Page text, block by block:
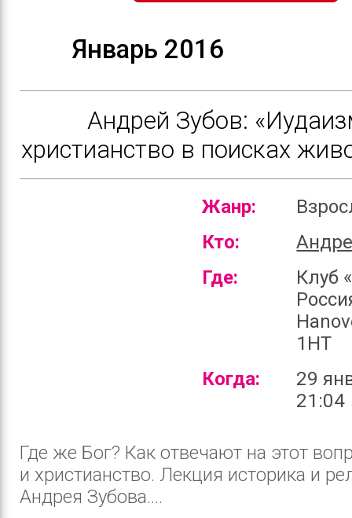
Январь 2016
Андрей Зубов:
христианство в поисках
Жанр:
Кто:
Где:
Клуб
1HT
Когда:
29
21:04
Где же Бог? Как отвечают на этот
и христианство. Лекция историка и
Андрея Зубова....